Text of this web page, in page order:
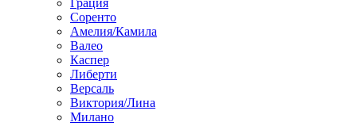
Грация
Соренто
Амелия/Камила
Валео
Каспер
Либерти
Версаль
Виктория/Лина
Милано